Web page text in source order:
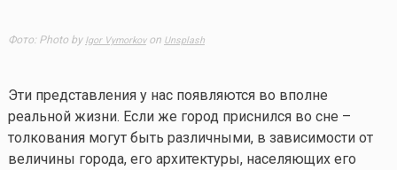
Фото: Photo by Igor Vymorkovon Unsplash
Эти представления у нас появляются во вполне
реальной жизни. Если же город приснился во сне –
толкования могут быть различными, в зависимости от
величины города, его архитектуры, населяющих его